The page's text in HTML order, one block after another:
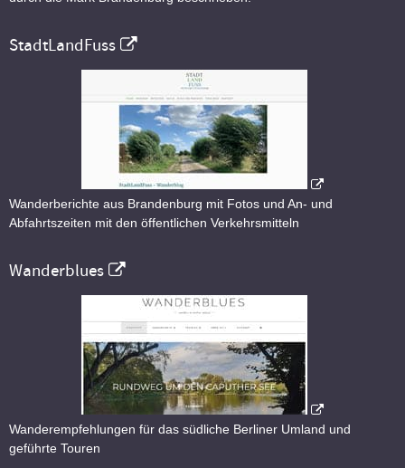
StadtLandFuss
Wanderberichte aus Brandenburg mit Fotos und An- und
Abfahrtszeiten mit den öffentlichen Verkehrsmitteln
Wanderblues
Wanderempfehlungen für das südliche Berliner Umland und
geführte Touren